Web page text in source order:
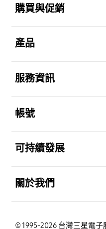
購買與促銷
產品
服務資訊
帳號
可持續發展
關於我們
© 1995-2026 台灣三星電